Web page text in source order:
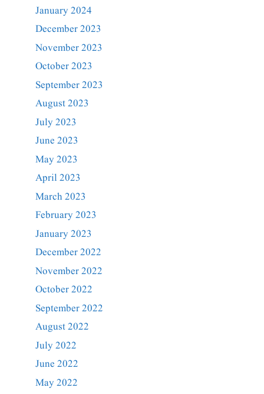
January 2024
December 2023
November 2023
October 2023
September 2023
August 2023
July 2023
June 2023
May 2023
April 2023
March 2023
February 2023
January 2023
December 2022
November 2022
October 2022
September 2022
August 2022
July 2022
June 2022
May 2022